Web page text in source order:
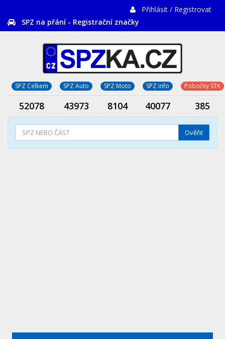
Přihlásit / Registrovat
SPZ na přání - Registrační značky
SPZ Celkem SPZ Auto SPZ Moto SPZ info Pobočky STK
52078 43973 8104 40077 385
Ověřit